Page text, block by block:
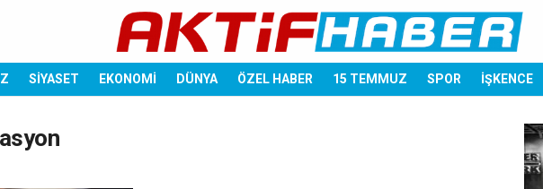
SİYASET EKONOMİ DÜNYA ÖZEL HABER 15 TEMMUZ SPOR İŞKENCE